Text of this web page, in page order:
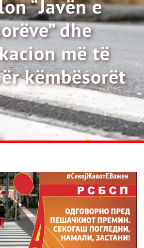
“Javën e
dhe
më të
këmbësorët